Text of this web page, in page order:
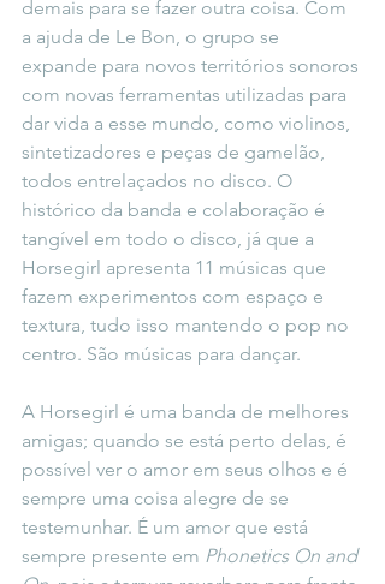
demais para se fazer outra coisa. Com
a ajuda de Le Bon, o grupo se
expande para novos territórios sonoros
com novas ferramentas utilizadas para
dar vida a esse mundo, como violinos,
sintetizadores e peças de gamelão,
todos entrelaçados no disco. O
histórico da banda e colaboração é
tangível em todo o disco, já que a
Horsegirl apresenta 11 músicas que
fazem experimentos com espaço e
textura, tudo isso mantendo o pop no
centro. São músicas para dançar.
A Horsegirl é uma banda de melhores
amigas; quando se está perto delas, é
possível ver o amor em seus olhos e é
sempre uma coisa alegre de se
testemunhar. É um amor que está
sempre presente em Phonetics On and